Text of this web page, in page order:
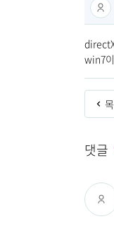
win7
댓글